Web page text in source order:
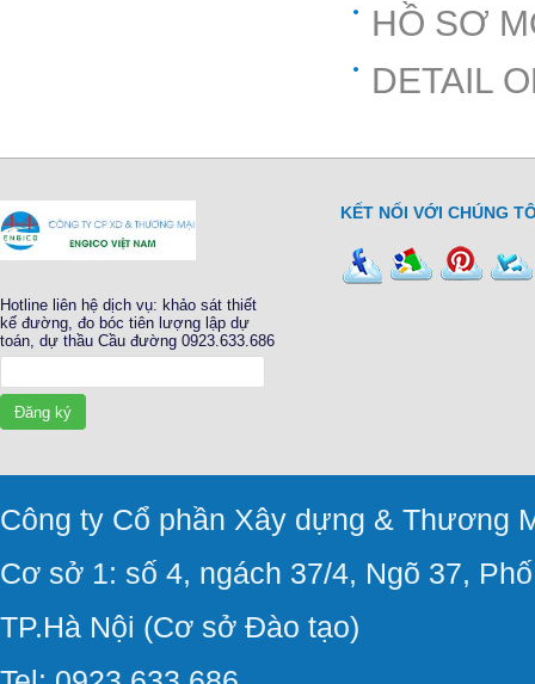
HỒ SƠ
DETAIL
Hotline liên hệ dịch vụ: khảo sát thiết
kế đường, đo bóc tiên lượng lập dự
toán, dự thầu Cầu đường 0923.633.686
Đăng ký
KẾT NỐI VỚI CHÚNG
Công ty Cổ phần Xây dựng & Thương
Cơ sở 1: số 4, ngách 37/4, Ngõ 37,
TP.Hà Nội (Cơ sở Đào tạo)